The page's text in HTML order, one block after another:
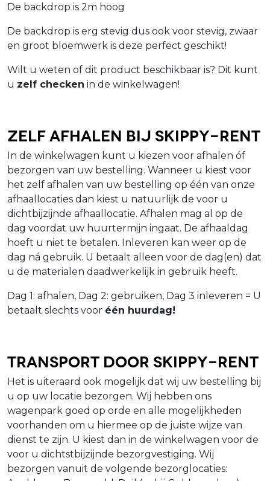
De backdrop is 2m hoog
De backdrop is erg stevig dus ook voor stevig, zwaar
en groot bloemwerk is deze perfect geschikt!
Wilt u weten of dit product beschikbaar is? Dit kunt
u zelf checken in de winkelwagen!
Zelf afhalen bij Skippy-Rent
In de winkelwagen kunt u kiezen voor afhalen óf
bezorgen van uw bestelling. Wanneer u kiest voor
het zelf afhalen van uw bestelling op één van onze
afhaallocaties dan kiest u natuurlijk de voor u
dichtbijzijnde afhaallocatie. Afhalen mag al op de
dag voordat uw huurtermijn ingaat. De afhaaldag
hoeft u niet te betalen. Inleveren kan weer op de
dag ná gebruik. U betaalt alleen voor de dag(en) dat
u de materialen daadwerkelijk in gebruik heeft.
Dag 1: afhalen, Dag 2: gebruiken, Dag 3 inleveren = U
betaalt slechts voor één huurdag!
Transport door Skippy-Rent
Het is uiteraard ook mogelijk dat wij uw bestelling bij
u op uw locatie bezorgen. Wij hebben ons
wagenpark goed op orde en alle mogelijkheden
voorhanden om u hiermee op de juiste wijze van
dienst te zijn. U kiest dan in de winkelwagen voor de
voor u dichtstbijzijnde bezorgvestiging. Wij
bezorgen vanuit de volgende bezorglocaties: